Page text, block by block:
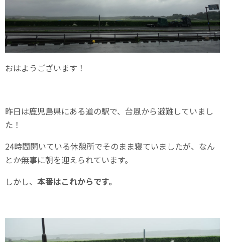
おはようございます！
昨日は鹿児島県にある道の駅で、台風から避難していまし
た！
24時間開いている休憩所でそのまま寝ていましたが、なん
とか無事に朝を迎えられています。
しかし、 本番はこれからです。